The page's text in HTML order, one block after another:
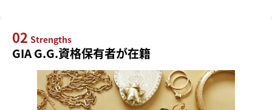
02 Strengths
GIA G.G.資格保有者が在籍